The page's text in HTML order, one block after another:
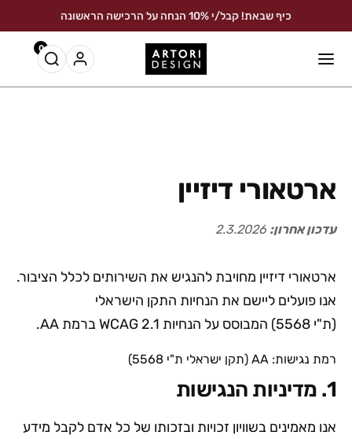
כיף שבאת! קבל/י 10% הנחה על הרכישה הראשונה
כיף שבאת! קבל/י 10% הנחה על הרכישה הראשונה
0
ארטאורי דיזיין
עדכון אחרון:
ארטאורי דיזיין מחויבת להנגיש את השירותים לכלל הציבור.
אנו פועלים ליישם את הנחיות התקן הישראלי
(ת"י 5568) המבוסס על הנחיות WCAG 2.1 ברמת AA.
רמת נגישות: AA (תקן ישראלי ת"י 5568)
1. מדיניות הנגישות
אנו מאמינים בשוויון זכויות ובזכותו של כל אדם לקבל מידע